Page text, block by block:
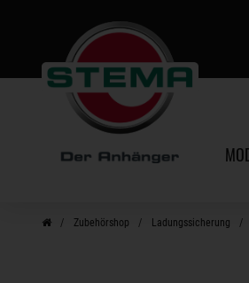
Zubehörshop Ladungssicherung